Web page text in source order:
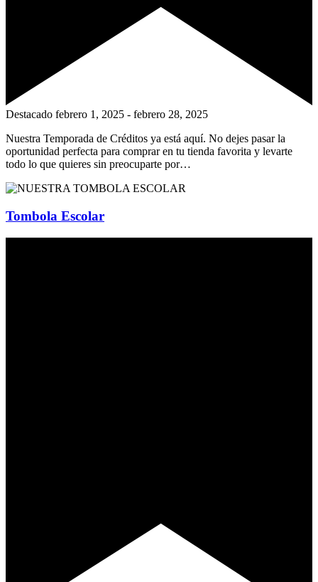
Destacado febrero 1, 2025 - febrero 28, 2025
Nuestra Temporada de Créditos ya está aquí. No dejes pasar la
oportunidad perfecta para comprar en tu tienda favorita y levarte
todo lo que quieres sin preocuparte por…
Tombola Escolar